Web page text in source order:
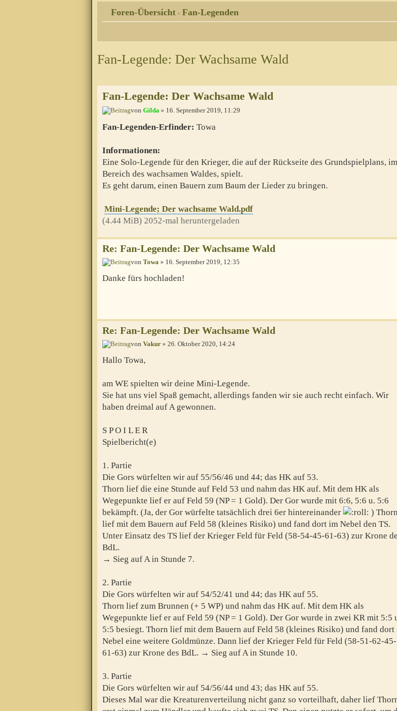
Foren-Übersicht ‹ Fan-Legenden
Fan-Legende: Der Wachsame Wald
Fan-Legende: Der Wachsame Wald
von Gilda » 16. September 2019, 11:29
Fan-Legenden-Erfinder: Towa
Informationen:
Eine Solo-Legende für den Krieger, die auf der Rückseite des Grundspielplans, im
Bereich des wachsamen Waldes, spielt.
Es geht darum, einen Bauern zum Baum der Lieder zu bringen.
Mini-Legende; Der wachsame Wald.pdf
(4.44 MiB) 2052-mal heruntergeladen
Re: Fan-Legende: Der Wachsame Wald
von Towa » 16. September 2019, 12:35
Danke fürs hochladen!
Re: Fan-Legende: Der Wachsame Wald
von Vakur » 26. Oktober 2020, 14:24
Hallo Towa,
am WE spielten wir deine Mini-Legende.
Sie hat uns viel Spaß gemacht, allerdings fanden wir sie auch recht einfach. Wir
haben dreimal auf A gewonnen.
S P O I L E R
Spielbericht(e)
1. Partie
Die Gors würfelten wir auf 55/56/46 und 44; das HK auf 53.
Thorn lief die eine Stunde auf Feld 53 und nahm das HK auf. Mit dem HK als
Wegepunkte lief er auf Feld 59 (NP = 1 Gold). Der Gor wurde mit 6:6, 5:6 u. 5:6
bekämpft. (Ja, der Gor würfelte tatsächlich drei 6er hintereinander
) Thorn
lief mit dem Bauern auf Feld 58 (kleines Risiko) und fand dort im Nebel den TS.
Unter Einsatz des TS lief der Krieger Feld für Feld (58-54-45-61-63) zur Krone
BdL.
→ Sieg auf A in Stunde 7.
2. Partie
Die Gors würfelten wir auf 54/52/41 und 44; das HK auf 55.
Thorn lief zum Brunnen (+ 5 WP) und nahm das HK auf. Mit dem HK als
Wegepunkte lief er auf Feld 59 (NP = 1 Gold). Der Gor wurde in zwei KR mit 5:5
5:5 besiegt. Thorn lief mit dem Bauern auf Feld 58 (kleines Risiko) und fand dort
Nebel eine weitere Goldmünze. Dann lief der Krieger Feld für Feld (58-51-62-45-
61-63) zur Krone des BdL. → Sieg auf A in Stunde 10.
3. Partie
Die Gors würfelten wir auf 54/56/44 und 43; das HK auf 55.
Dieses Mal war die Kreaturenverteilung nicht ganz so vorteilhaft, daher lief